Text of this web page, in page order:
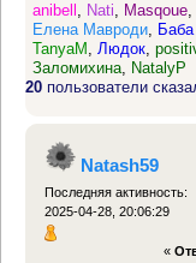
anibell , Nati, Masqoue,
Елена Мавроди,
TanyaM ,Людок,
Заломихина, NatalyP
20 пользователи
Natash59
Последняя активность:
2025-04-28, 20:06:29
«